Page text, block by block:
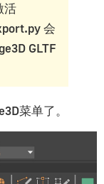
活
会
GLTF
菜单了。